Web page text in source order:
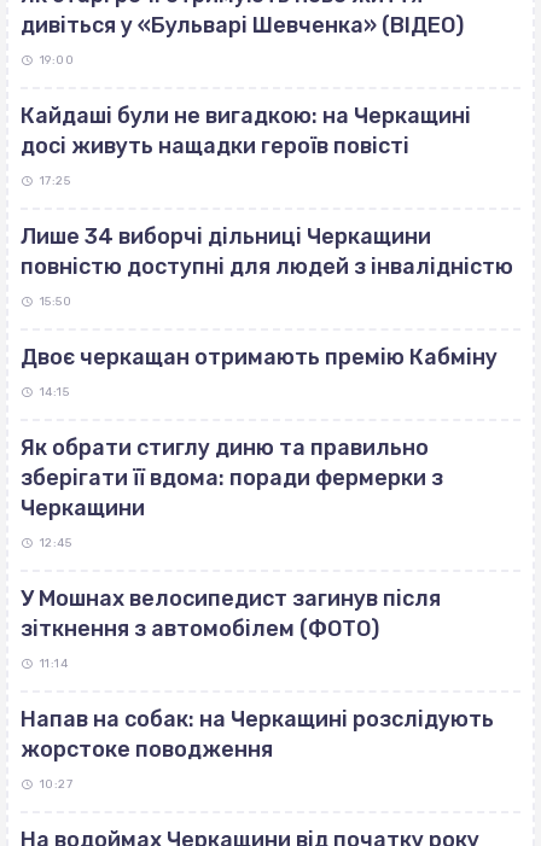
дивіться у «Бульварі Шевченка» (ВІДЕО)
19:00
Кайдаші були не вигадкою: на Черкащині
досі живуть нащадки героїв повісті
17:25
Лише 34 виборчі дільниці Черкащини
повністю доступні для людей з інвалідністю
15:50
Двоє черкащан отримають премію Кабміну
14:15
Як обрати стиглу диню та правильно
зберігати її вдома: поради фермерки з
Черкащини
12:45
У Мошнах велосипедист загинув після
зіткнення з автомобілем (ФОТО)
11:14
Напав на собак: на Черкащині розслідують
жорстоке поводження
10:27
На водоймах Черкащини від початку року